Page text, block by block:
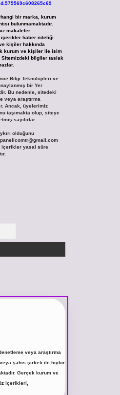
bir marka, kurum
bulunmamaktadır.
makaleler
içerikler haber niteliği
kişiler hakkında
kurum ve kişiler ile isim
Sitemizdeki bilgiler taslak
Bilgi Teknolojileri ve
bir Yer
Bu nedenle, sitedeki
veya araştırma
Ancak, üyelerimiz
taşımakta olup, siteye
sayılırlar.
olduğunu
içerikler yasal süre
veya araştırma
şahıs şirketi ile hiçbir
Gerçek kurum ve
içerikleri,